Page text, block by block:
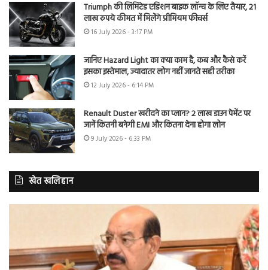
Triumph की लिमिटेड एडिशन बाइक लॉन्च के लिए तैयार, 21
लाख रुपये कीमत में मिलेंगे प्रीमियम फीचर्स
16 July 2026 - 3:17 PM
जानिए Hazard Light का क्या काम है, कब और कैसे करें
इसका इस्तेमाल, ज्यादातर लोग नहीं जानते सही तरीका
12 July 2026 - 6:14 PM
Renault Duster खरीदने का प्लान? 2 लाख डाउन पेमेंट पर
जानें कितनी बनेगी EMI और कितना देना होगा लोन
9 July 2026 - 6:33 PM
खेत खलिहान